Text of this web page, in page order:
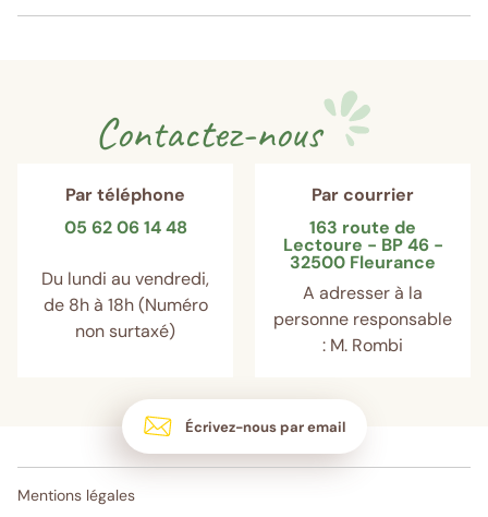
Contactez-nous
Par téléphone
05 62 06 14 48
Du lundi au vendredi,
de 8h à 18h (Numéro
non surtaxé)
Par courrier
163 route de
Lectoure - BP 46 -
32500 Fleurance
A adresser à la
personne responsable
: M. Rombi
Écrivez-nous par email
Mentions légales